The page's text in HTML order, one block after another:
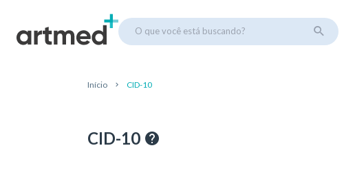
O que você está buscando?
Início CID-10
CID-10